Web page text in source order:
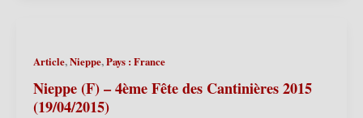
Joseph
2022
(17/04/2022)
Article,Nieppe,Pays : France
Nieppe (F) – 4ème Fête des Cantinières 2015
(19/04/2015)